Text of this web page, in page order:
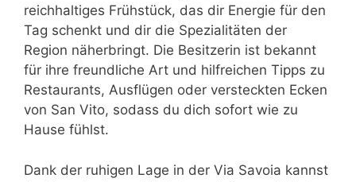
reichhaltiges Frühstück, das dir Energie für den
Tag schenkt und dir die Spezialitäten der
Region näherbringt. Die Besitzerin ist bekannt
für ihre freundliche Art und hilfreichen Tipps zu
Restaurants, Ausflügen oder versteckten Ecken
von San Vito, sodass du dich sofort wie zu
Hause fühlst.
Dank der ruhigen Lage in der Via Savoia kannst